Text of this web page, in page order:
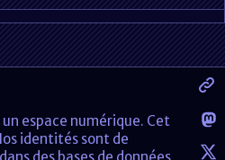
espace numérique. Cet
identités sont de